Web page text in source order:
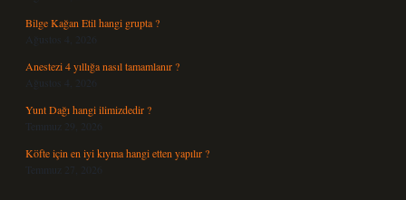
Bilge Kağan Etil hangi grupta ?
Ağustos 4, 2026
Anestezi 4 yıllığa nasıl tamamlanır ?
Ağustos 4, 2026
Yunt Dağı hangi ilimizdedir ?
Temmuz 29, 2026
Köfte için en iyi kıyma hangi etten yapılır ?
Temmuz 27, 2026